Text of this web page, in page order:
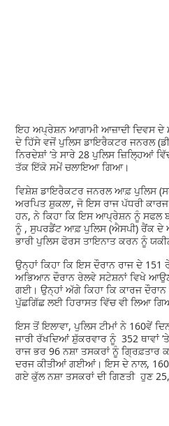
ਇਹ ਅਪ੍ਰੇਸ਼ਨ ਆਗਾਮੀ ਆਜ਼ਾਦੀ ਦਿਵਸ
ਦੇ ਹਿੱਸੇ ਵਜੋਂ ਪੁਲਿਸ ਡਾਇਰੈਕਟਰ ਜਨਰਲ
ਨਿਰਦੇਸ਼ਾਂ ’ਤੇ ਸਾਰੇ 28 ਪੁਲਿਸ ਜ਼ਿਲਿ੍ਹਆਂ
ਤੱਕ ਇੱਕੋ ਸਮੇਂ ਚਲਾਇਆ ਗਿਆ।
ਵਿਸ਼ੇਸ਼ ਡਾਇਰੈਕਟਰ ਜਨਰਲ ਆਫ਼ ਪੁਲਿਸ
ਅਰਪਿਤ ਸ਼ੁਕਲਾ, ਜੋ ਇਸ ਰਾਜ ਪੱਧਰੀ ਕਾਰਜ
ਹਨ, ਨੇ ਕਿਹਾ ਕਿ ਇਸ ਆਪ੍ਰੇਸ਼ਨ ਨੂੰ ਸਫਲ
ਨੂੰ , ਸੁਪਰਡੈਂਟ ਆਫ਼ ਪੁਲਿਸ (ਐਸਪੀ) ਰੈਂਕ ਦੇ
ਭਾਰੀ ਪੁਲਿਸ ਫੋਰਸ ਤਾਇਨਾਤ ਕਰਨ ਨੂੰ
ਉਨ੍ਹਾਂ ਕਿਹਾ ਕਿ ਇਸ ਦੌਰਾਨ ਰਾਜ ਦੇ
ਅਭਿਆਨ ਦੌਰਾਨ ਰੇਲਵੇ ਸਟੇਸ਼ਨਾਂ ਵਿਖੇ ਆਉਣ-
ਗਈ। ਉਨ੍ਹਾਂ ਅੱਗੇ ਕਿਹਾ ਕਿ ਕਾਰਜ
ਪੁੱਛਗਿੱਛ ਲਈ ਹਿਰਾਸਤ ਵਿੱਚ ਵੀ ਲਿਆ
ਇਸ ਤੋਂ ਇਲਾਵਾ, ਪੁਲਿਸ ਟੀਮਾਂ ਨੇ 160ਵੇਂ
ਜਾਰੀ ਰੱਖਦਿਆਂ ਸ਼ੁੱਕਰਵਾਰ ਨੂੰ 352 ਥਾਵਾਂ
ਰਾਜ ਭਰ 96 ਨਸ਼ਾ ਤਸਕਰਾਂ ਨੂੰ
ਦਰਜ ਕੀਤੀਆਂ ਗਈਆਂ। ਇਸ ਦੇ ਨਾਲ, 160
ਗਏ ਕੁੱਲ ਨਸ਼ਾ ਤਸਕਰਾਂ ਦੀ ਗਿਣਤੀ ਹੁਣ